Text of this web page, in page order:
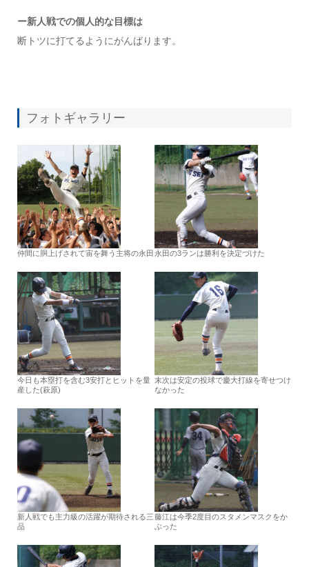
ー新人戦での個人的な目標は
断トツに打てるようにがんばります。
フォトギャラリー
仲間に胴上げされて宙を舞う主将の永田 永田の3ランは勝利を決定づけた
今日も本塁打を含む3安打とヒットを量
産した(萩原)
末次は安定の投球で慶大打線を寄せつけ
なかった
新人戦でも主力級の活躍が期待される三
品
藤江は今季2度目のスタメンマスクをか
ぶった